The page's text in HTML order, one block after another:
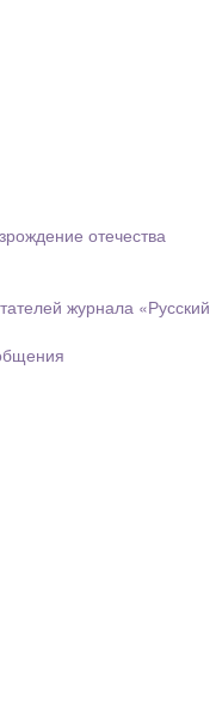
отечества
журнала «Русский